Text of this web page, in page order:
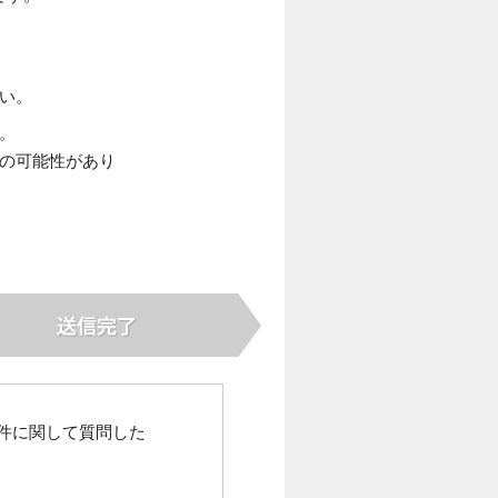
。
可能性があり
に関して質問した